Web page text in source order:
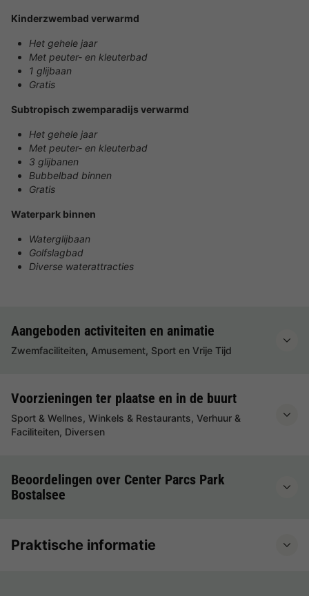
Kinderzwembad verwarmd
Het gehele jaar
Met peuter- en kleuterbad
1 glijbaan
Gratis
Subtropisch zwemparadijs verwarmd
Het gehele jaar
Met peuter- en kleuterbad
3 glijbanen
Bubbelbad binnen
Gratis
Waterpark binnen
Waterglijbaan
Golfslagbad
Diverse waterattracties
Aangeboden activiteiten en animatie
Zwemfaciliteiten, Amusement, Sport en Vrije Tijd
Voorzieningen ter plaatse en in de buurt
Sport & Wellnes, Winkels & Restaurants, Verhuur &
Faciliteiten, Diversen
Beoordelingen over Center Parcs Park
Bostalsee
Praktische informatie